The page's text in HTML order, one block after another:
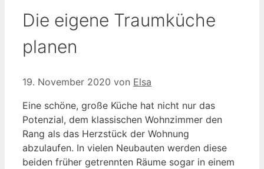
Die eigene Traumküche
planen
19. November 2020 von Elsa
Eine schöne, große Küche hat nicht nur das
Potenzial, dem klassischen Wohnzimmer den
Rang als das Herzstück der Wohnung
abzulaufen. In vielen Neubauten werden diese
beiden früher getrennten Räume sogar in einem